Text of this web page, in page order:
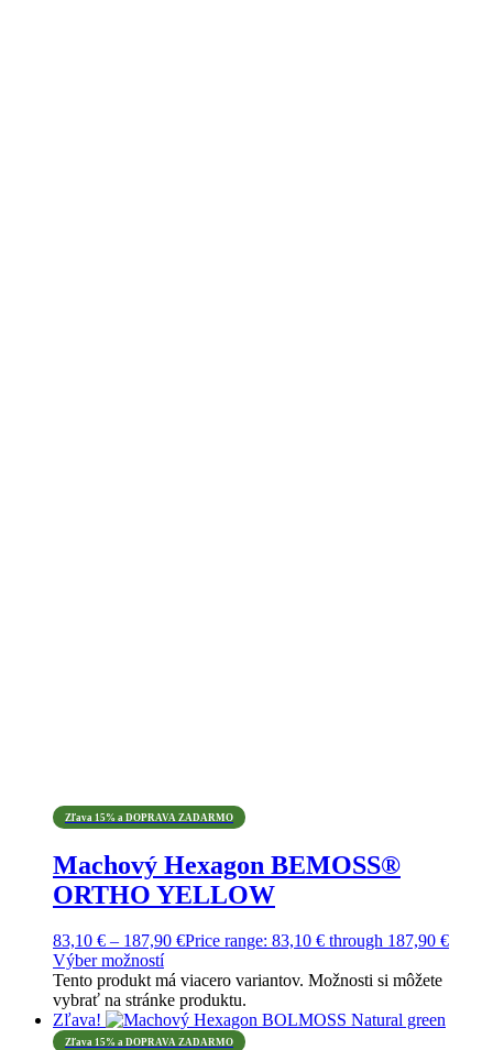
Zľava 15% a DOPRAVA ZADARMO
Machový Hexagon BEMOSS®
ORTHO YELLOW
83,10 € – 187,90 €Price range: 83,10 € through 187,90 €
Výber možností
Tento produkt má viacero variantov. Možnosti si môžete
vybrať na stránke produktu.
Zľava!
Zľava 15% a DOPRAVA ZADARMO